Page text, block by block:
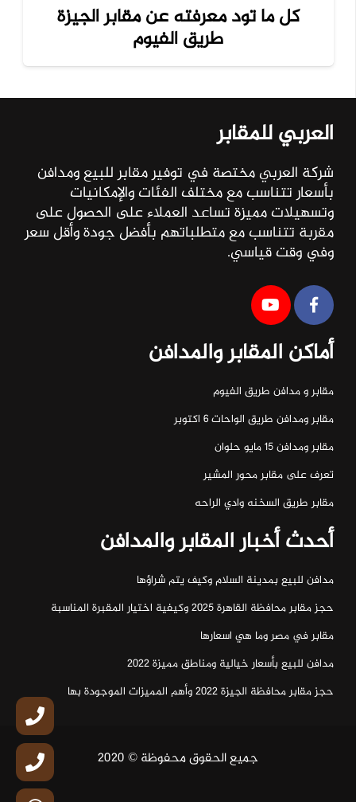
كل ما تود معرفته عن مقابر الجيزة
طريق الفيوم
العربي للمقابر
شركة العربي مختصة في توفير مقابر للبيع ومدافن
بأسعار تتناسب مع مختلف الفئات والإمكانيات
وتسهيلات مميزة تساعد العملاء على الحصول على
مقربة تتناسب مع متطلباتهم بأفضل جودة وأقل سعر
وفي وقت قياسي.
أماكن المقابر والمدافن
مقابر و مدافن طريق الفيوم
مقابر ومدافن طريق الواحات ٦ اكتوبر
مقابر ومدافن ١٥ مايو حلوان
تعرف على مقابر محور المشير
مقابر طريق السخنه وادي الراحه
أحدث أخبار المقابر والمدافن
مدافن للبيع بمدينة السلام وكيف يتم شراؤها
حجز مقابر محافظة القاهرة 2025 وكيفية اختيار المقبرة المناسبة
مقابر في مصر وما هي اسعارها
مدافن للبيع بأسعار خيالية ومناطق مميزة 2022
حجز مقابر محافظة الجيزة 2022 وأهم المميزات الموجودة بها
جميع الحقوق محفوظة © 2020